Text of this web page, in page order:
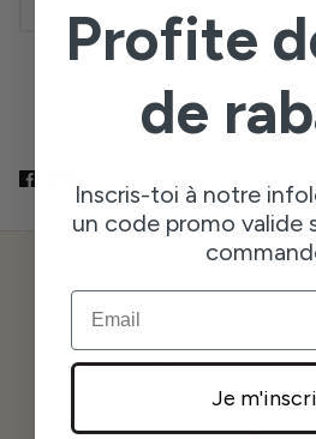
AJOUTER AU
Confort et féminité
AIDE
Profite
de
Inscris-toi à notre
un code promo valide
EMAIL
Je